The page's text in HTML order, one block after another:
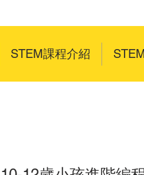
STEM課程介紹